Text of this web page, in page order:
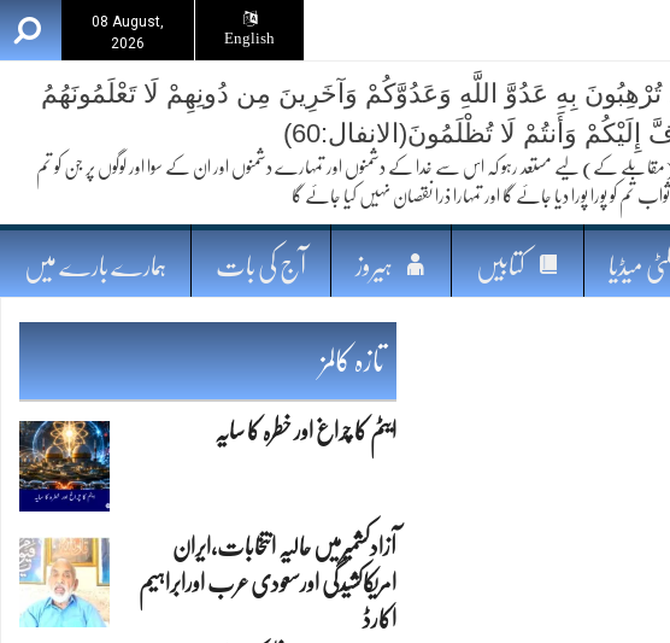
08 August,
2026
English
بِهِ عَدُوَّ اللَّهِ وَعَدُوَّكُمْ وَآخَرِينَ مِن دُونِهِمْ لَا تَعْلَمُونَهُمُ
وَأَنتُمْ لَا تُظْلَمُونَ(الانفال:60)
کے) لیے مستعد رہو کہ اس سے خدا کے دشمنوں اور تمہارے دشمنوں اور ان کے سوا اور لوگوں پر جن کو تم
کو پورا پورا دیا جائے گا اور تمہارا ذرا نقصان نہیں کیا جائے گا
میڈیا کتابیں ہیروز آج کی بات ہمارے بارے میں
تازہ کالمز
ایٹم کا چراغ اور خطرہ کا سایہ
آزادکشمیرمیں حالیہ انتخابات،ایران
امریکاکشیدگی اورسعودی عرب اورابراہیم
اکارڈ